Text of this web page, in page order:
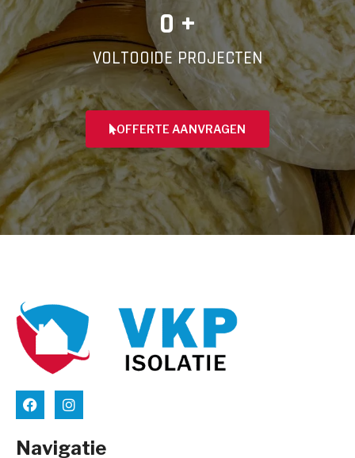
0 +
VOLTOOIDE PROJECTEN
OFFERTE AANVRAGEN
Navigatie